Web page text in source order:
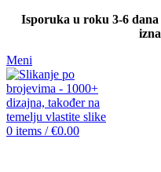
Isporuka u roku 3-6
Meni
0 items / €0.00